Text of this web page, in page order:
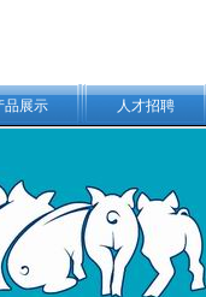
品展示 人才招聘